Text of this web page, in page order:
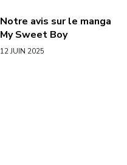
Notre avis sur le manga
My Sweet Boy
12 JUIN 2025